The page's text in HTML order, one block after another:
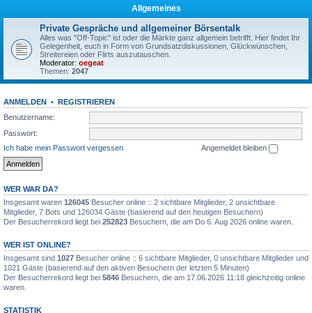
Allgemeines
Private Gespräche und allgemeiner Börsentalk
Alles was "Off-Topic" ist oder die Märkte ganz allgemein betrifft. Hier findet Ihr
Gelegenheit, euch in Form von Grundsatzdiskussionen, Glückwünschen,
Streitereien oder Flirts auszutauschen.
Moderator: oegeat
Themen: 2047
ANMELDEN • REGISTRIEREN
Benutzername:
Passwort:
Ich habe mein Passwort vergessen
Angemeldet bleiben
WER WAR DA?
Insgesamt waren 126045 Besucher online :: 2 sichtbare Mitglieder, 2 unsichtbare
Mitglieder, 7 Bots und 126034 Gäste (basierend auf den heutigen Besuchern)
Der Besucherrekord liegt bei 252823 Besuchern, die am Do 6. Aug 2026 online waren.
WER IST ONLINE?
Insgesamt sind 1027 Besucher online :: 6 sichtbare Mitglieder, 0 unsichtbare Mitglieder und
1021 Gäste (basierend auf den aktiven Besuchern der letzten 5 Minuten)
Der Besucherrekord liegt bei 5846 Besuchern, die am 17.06.2026 11:18 gleichzeitig online
waren.
STATISTIK